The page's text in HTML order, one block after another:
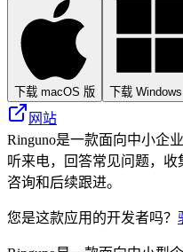
下载 macOS 版 下载
网站
Ringuno是一款面向中小企
听来电，回答常见问题，收
咨询和后续跟进。
您是这款应用的开发者吗？